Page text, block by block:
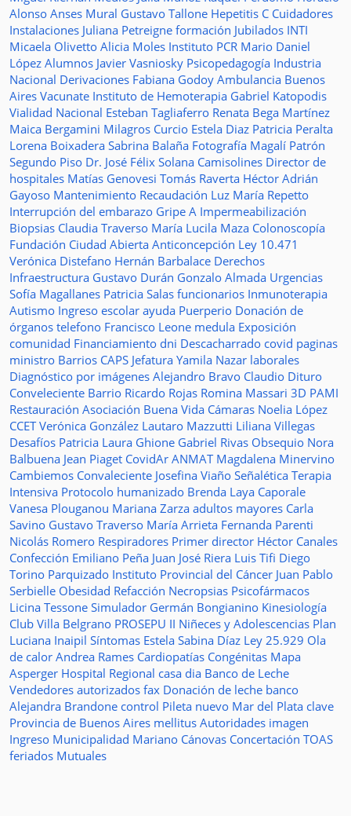
Alonso Anses Mural Gustavo Tallone Hepetitis C Cuidadores
Instalaciones Juliana Petreigne formación Jubilados INTI
Micaela Olivetto Alicia Moles Instituto PCR Mario Daniel
López Alumnos Javier Vasniosky Psicopedagogía Industria
Nacional Derivaciones Fabiana Godoy Ambulancia Buenos
Aires Vacunate Instituto de Hemoterapia Gabriel Katopodis
Vialidad Nacional Esteban Tagliaferro Renata Bega Martínez
Maica Bergamini Milagros Curcio Estela Diaz Patricia Peralta
Lorena Boixadera Sabrina Balaña Fotografía Magalí Patrón
Segundo Piso Dr. José Félix Solana Camisolines Director de
hospitales Matías Genovesi Tomás Raverta Héctor Adrián
Gayoso Mantenimiento Recaudación Luz María Repetto
Interrupción del embarazo Gripe A Impermeabilización
Biopsias Claudia Traverso María Lucila Maza Colonoscopía
Fundación Ciudad Abierta Anticoncepción Ley 10.471
Verónica Distefano Hernán Barbalace Derechos
Infraestructura Gustavo Durán Gonzalo Almada Urgencias
Sofía Magallanes Patricia Salas funcionarios Inmunoterapia
Autismo Ingreso escolar ayuda Puerperio Donación de
órganos telefono Francisco Leone medula Exposición
comunidad Financiamiento dni Descacharrado covid paginas
ministro Barrios CAPS Jefatura Yamila Nazar laborales
Diagnóstico por imágenes Alejandro Bravo Claudio Dituro
Conveleciente Barrio Ricardo Rojas Romina Massari 3D PAMI
Restauración Asociación Buena Vida Cámaras Noelia López
CCETVerónica González Lautaro Mazzutti Liliana Villegas
Desafíos Patricia Laura Ghione Gabriel Rivas Obsequio Nora
Balbuena Jean Piaget CovidAr ANMAT Magdalena Minervino
Cambiemos Convaleciente Josefina Viaño Señalética Terapia
Intensiva Protocolo humanizado Brenda Laya Caporale
Vanesa Plouganou Mariana Zarza adultos mayores Carla
Savino Gustavo Traverso María Arrieta Fernanda Parenti
Nicolás Romero Respiradores Primer director Héctor Canales
Confección Emiliano Peña Juan José Riera Luis Tifi Diego
Torino Parquizado Instituto Provincial del Cáncer Juan Pablo
Serbielle Obesidad Refacción Necropsias Psicofármacos
Licina Tessone Simulador Germán Bongianino Kinesiología
Club Villa Belgrano PROSEPU II Niñeces y Adolescencias Plan
Luciana Inaipil Síntomas Estela Sabina Díaz Ley 25.929 Ola
de calor Andrea Rames Cardiopatías Congénitas Mapa
Asperger Hospital Regional casa dia Banco de Leche
Vendedores autorizados fax Donación de leche banco
Alejandra Brandone control Pileta nuevo Mar del Plata clave
Provincia de Buenos Aires mellitus Autoridades imagen
Ingreso Municipalidad Mariano Cánovas Concertación TOAS
feriados Mutuales